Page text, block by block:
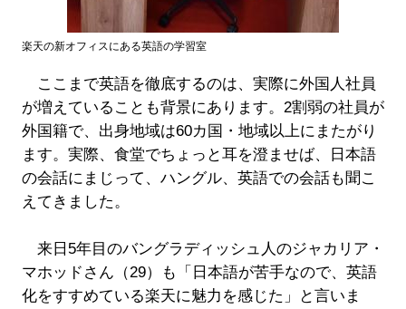
楽天の新オフィスにある英語の学習室
ここまで英語を徹底するのは、実際に外国人社員
が増えていることも背景にあります。2割弱の社員が
外国籍で、出身地域は60カ国・地域以上にまたがり
ます。実際、食堂でちょっと耳を澄ませば、日本語
の会話にまじって、ハングル、英語での会話も聞こ
えてきました。
来日5年目のバングラディッシュ人のジャカリア・
マホッドさん（29）も「日本語が苦手なので、英語
化をすすめている楽天に魅力を感じた」と言いま